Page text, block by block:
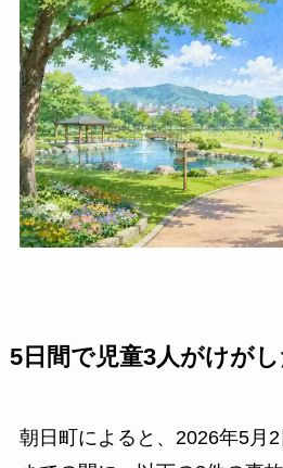
5日間で児童3人がけが
朝日町によると、2026年5月